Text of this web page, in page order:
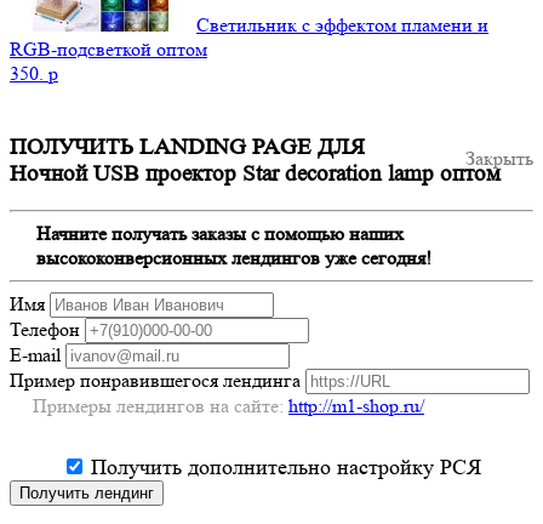
Светильник с эффектом пламени и
RGB-подсветкой оптом
350. p
Закрыть
ПОЛУЧИТЬ LANDING PAGE ДЛЯ
Ночной USB проектор Star decoration lamp оптом
Начните получать заказы с помощью наших
высококонверсионных лендингов уже сегодня!
Имя
Телефон
E-mail
Пример понравившегося лендинга
Примеры лендингов на сайте: http://m1-shop.ru/
Получить дополнительно настройку РСЯ
Получить лендинг